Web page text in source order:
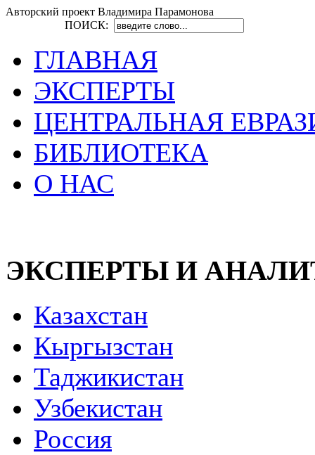
Авторский проект Владимира Парамонова
ПОИСК:
ГЛАВНАЯ
ЭКСПЕРТЫ
ЦЕНТРАЛЬНАЯ
БИБЛИОТЕКА
О НАС
ЭКСПЕРТЫ И
Казахстан
Кыргызстан
Таджикистан
Узбекистан
Россия